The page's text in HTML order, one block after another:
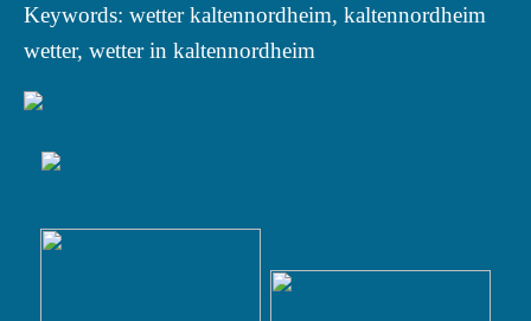
Keywords: wetter kaltennordheim, kaltennordheim
wetter, wetter in kaltennordheim